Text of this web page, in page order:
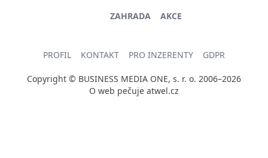
ZAHRADA
AKCE
PROFIL KONTAKT PRO INZERENTY GDPR
Copyright © BUSINESS MEDIA ONE, s. r. o. 2006–2026